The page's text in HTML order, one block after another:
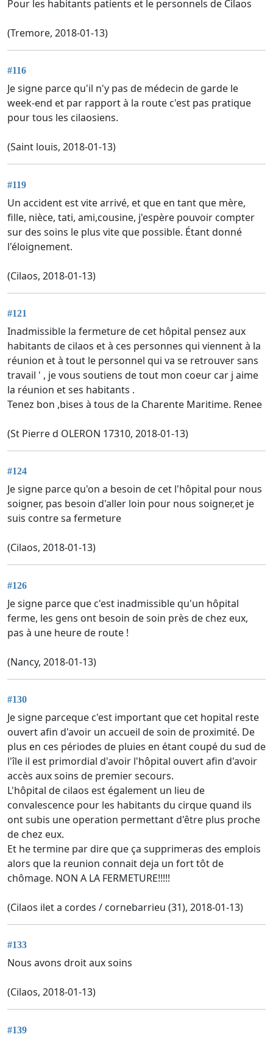
Pour les habitants patients et le personnels de Cilaos
(Tremore, 2018-01-13)
#116
Je signe parce qu'il n'y pas de médecin de garde le
week-end et par rapport à la route c'est pas pratique
pour tous les cilaosiens.
(Saint louis, 2018-01-13)
#119
Un accident est vite arrivé, et que en tant que mère,
fille, nièce, tati, ami,cousine, j'espère pouvoir compter
sur des soins le plus vite que possible. Étant donné
l'éloignement.
(Cilaos, 2018-01-13)
#121
Inadmissible la fermeture de cet hôpital pensez aux
habitants de cilaos et à ces personnes qui viennent à la
réunion et à tout le personnel qui va se retrouver sans
travail ' , je vous soutiens de tout mon coeur car j aime
la réunion et ses habitants .
Tenez bon ,bises à tous de la Charente Maritime. Renee
(St Pierre d OLERON 17310, 2018-01-13)
#124
Je signe parce qu'on a besoin de cet l'hôpital pour nous
soigner, pas besoin d'aller loin pour nous soigner,et je
suis contre sa fermeture
(Cilaos, 2018-01-13)
#126
Je signe parce que c'est inadmissible qu'un hôpital
ferme, les gens ont besoin de soin près de chez eux,
pas à une heure de route !
(Nancy, 2018-01-13)
#130
Je signe parceque c'est important que cet hopital reste
ouvert afin d'avoir un accueil de soin de proximité. De
plus en ces périodes de pluies en étant coupé du sud de
l'île il est primordial d'avoir l'hôpital ouvert afin d'avoir
accès aux soins de premier secours.
L'hôpital de cilaos est également un lieu de
convalescence pour les habitants du cirque quand ils
ont subis une operation permettant d'être plus proche
de chez eux.
Et he termine par dire que ça supprimeras des emplois
alors que la reunion connait deja un fort tôt de
chômage. NON A LA FERMETURE!!!!!
(Cilaos ilet a cordes / cornebarrieu (31), 2018-01-13)
#133
Nous avons droit aux soins
(Cilaos, 2018-01-13)
#139